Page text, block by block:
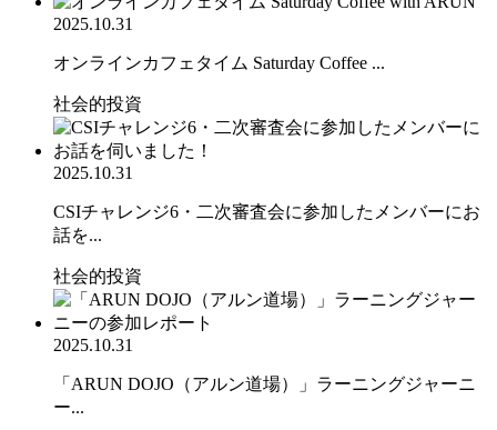
2025.10.31
オンラインカフェタイム Saturday Coffee ...
社会的投資
2025.10.31
CSIチャレンジ6・二次審査会に参加したメンバーにお
話を...
社会的投資
2025.10.31
「ARUN DOJO（アルン道場）」ラーニングジャーニ
ー...